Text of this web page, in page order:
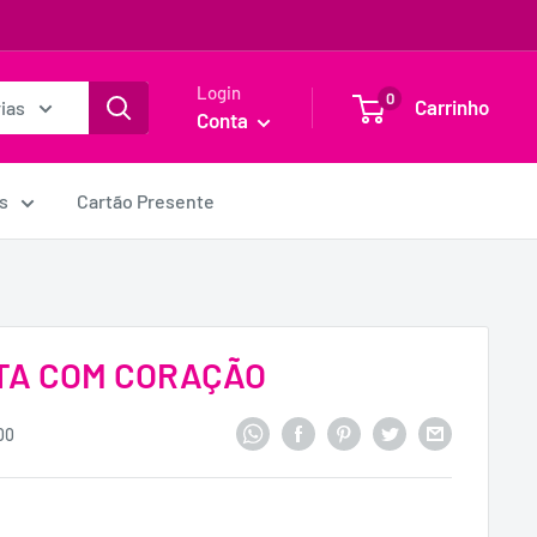
Login
Conta
0 Carrinho
Cartão Presente
COM CORAÇÃO